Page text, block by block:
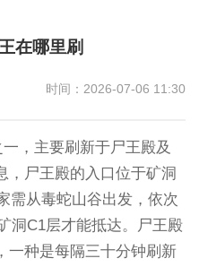
在哪里刷
时间：2026-07-06 11:30
，主要刷新于尸王殿及
，尸王殿的入口位于矿洞
需从毒蛇山谷出发，依次
洞C1层才能抵达。尸王殿
一种是每隔三十分钟刷新